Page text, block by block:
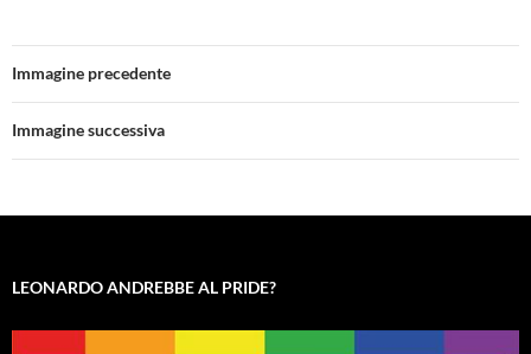
Immagine precedente
Immagine successiva
LEONARDO ANDREBBE AL PRIDE?